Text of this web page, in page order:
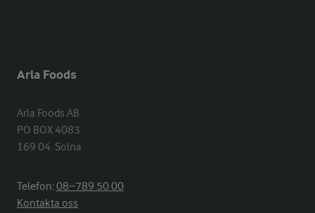
Arla Foods
Arla Foods AB
PO BOX 4083
169 04  Solna
Telefon:08−789 50 00
Kontakta oss